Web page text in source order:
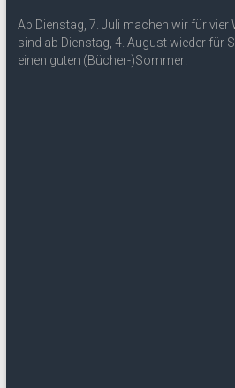
Ab Dienstag, 7. Juli machen wir für vier
sind ab Dienstag, 4. August wieder für
einen guten (Bücher-)Sommer!